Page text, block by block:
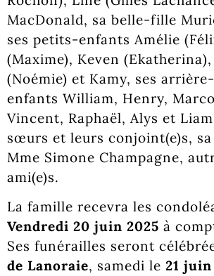
MacDonald, sa belle-fille
ses petits-enfants Amélie
(Maxime), Keven
(Noémie) et Kamy, ses
enfants William, Henry,
Vincent, Raphaël, Alys et
sœurs et leurs conjoint(e)s,
Mme Simone Champagne,
ami(e)s.
La famille recevra les
Vendredi 20 juin 2025 à
Ses funérailles seront
de Lanoraie, samedi le 21 juin